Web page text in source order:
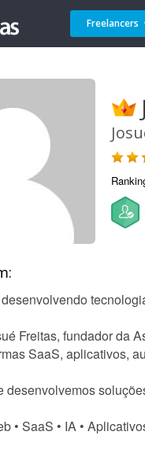
Freelancers
Freitas, fundador da
SaaS, aplicativos,
desenvolvemos
• SaaS • IA •